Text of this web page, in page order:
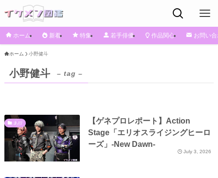
ホーム 新着 特集 若手俳優 作品関心 お問い
ホーム 小野健斗
小野健斗 – tag –
あ行
【ゲネプロレポート】Action
Stage「エリオスライジングヒーロ
ーズ」-New Dawn-
July 3, 2026